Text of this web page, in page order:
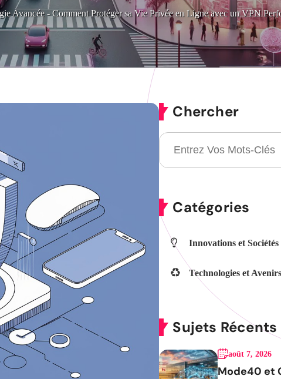
Avancée - Comment Protéger sa Vie Privée en Ligne avec un VPN
Chercher
Catégories
Innovations et Sociétés
Technologies et Avenirs
Sujets Récents
août 7, 2026
Mode40 et